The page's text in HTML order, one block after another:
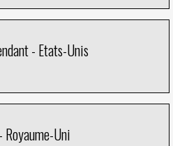
- Etats-Unis
Royaume-Uni